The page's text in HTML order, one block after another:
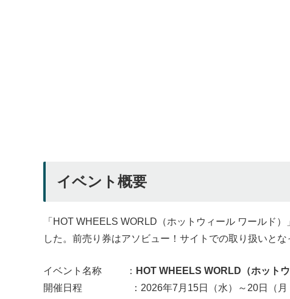
イベント概要
「HOT WHEELS WORLD（ホットウィール ワールド
した。前売り券はアソビュー！サイトでの取り扱いとな
イベント名称 ： HOT WHEELS WORLD（ホットウ
開催日程 ：2026年7月15日（水）～20日（月